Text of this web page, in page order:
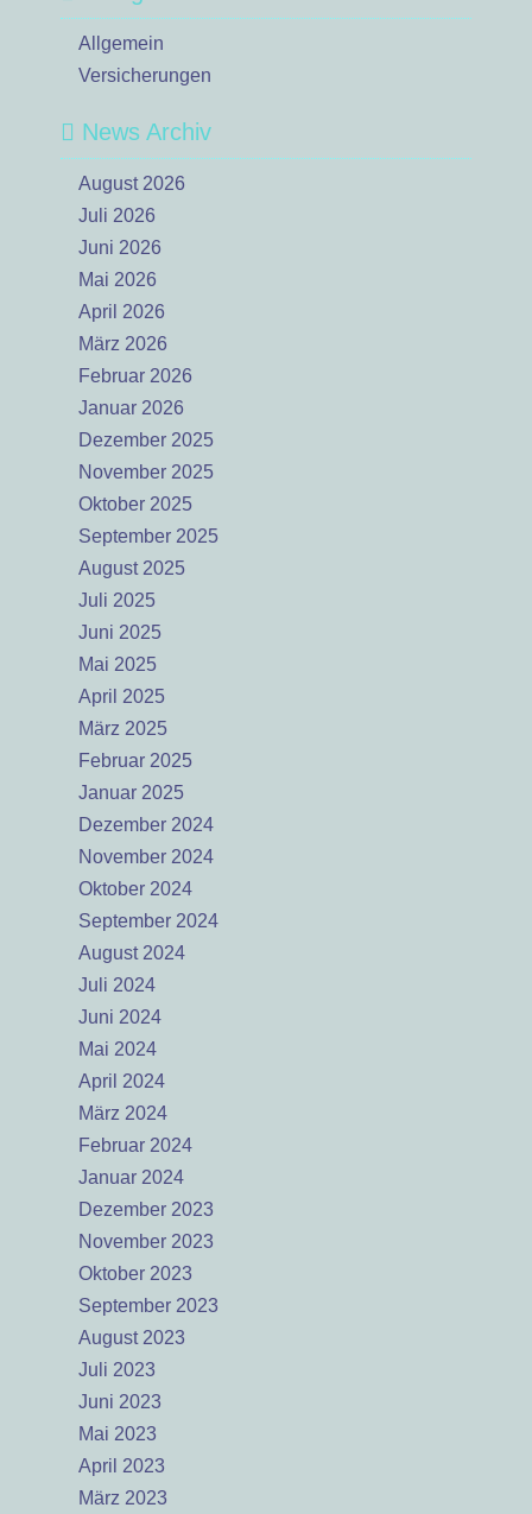
Allgemein
Versicherungen
News Archiv
August 2026
Juli 2026
Juni 2026
Mai 2026
April 2026
März 2026
Februar 2026
Januar 2026
Dezember 2025
November 2025
Oktober 2025
September 2025
August 2025
Juli 2025
Juni 2025
Mai 2025
April 2025
März 2025
Februar 2025
Januar 2025
Dezember 2024
November 2024
Oktober 2024
September 2024
August 2024
Juli 2024
Juni 2024
Mai 2024
April 2024
März 2024
Februar 2024
Januar 2024
Dezember 2023
November 2023
Oktober 2023
September 2023
August 2023
Juli 2023
Juni 2023
Mai 2023
April 2023
März 2023